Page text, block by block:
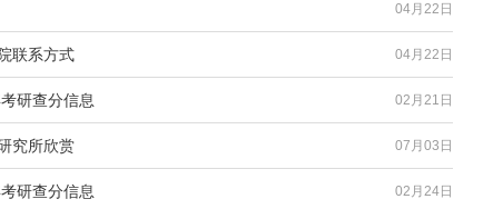
04月22日
04月22日
联系方式
02月21日
研查分信息
07月03日
究所欣赏
02月24日
研查分信息